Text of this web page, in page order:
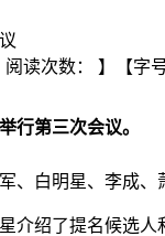
阅读次数： 】【字
行第三次会议。
、白明星、李成
介绍了提名候选